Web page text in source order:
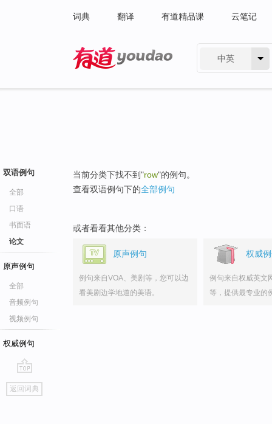
词典 翻译 有道精品课 云笔记
中英
双语例句
全部
口语
书面语
论文
原声例句
全部
音频例句
视频例句
权威例句
go
top
返回词典
当前分类下找不到"row"的例句。
查看双语例句下的全部例句
或者看看其他分类：
原声例句
例句来自VOA、美剧等，您可以边
看美剧边学地道的美语。
权威
例句来自权威英文
等，提供最专业的